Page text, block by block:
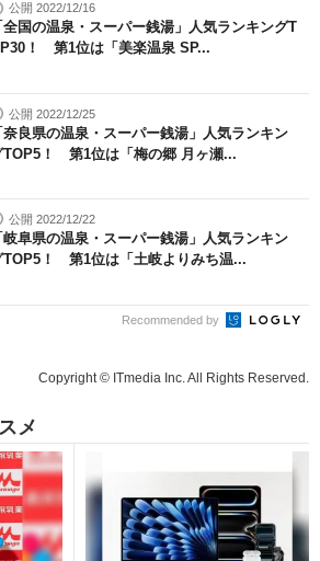
公開 2022/12/16
全国の温泉・スーパー銭湯」人気ランキングT
！ 第1位は「美楽温泉 SP...
公開 2022/12/25
奈良県の温泉・スーパー銭湯」人気ランキン
TOP5！ 第1位は「梅の郷 月ヶ瀬...
公開 2022/12/22
岐阜県の温泉・スーパー銭湯」人気ランキン
TOP5！ 第1位は「土岐よりみち温...
Recommended by
Copyright © ITmedia Inc. All Rights Reserved.
メ